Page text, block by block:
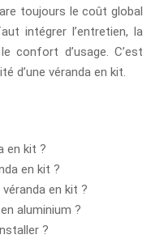
toujours le coût global
intégrer l’entretien, la
confort d’usage. C’est
d’une véranda en kit.
en kit ?
en kit ?
en kit ?
aluminium ?
?